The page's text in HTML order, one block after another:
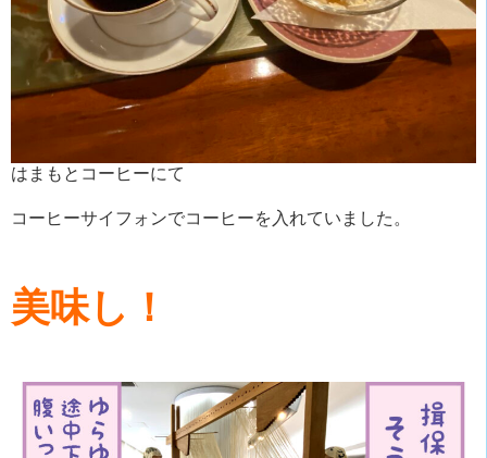
はまもとコーヒーにて
コーヒーサイフォンでコーヒーを入れていました。
美味し！